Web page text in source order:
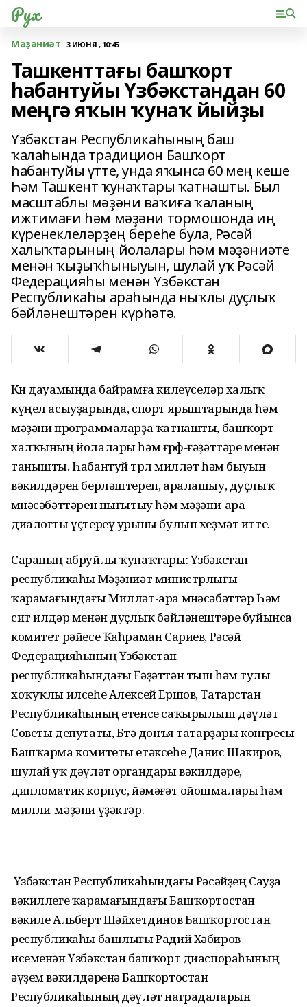
Рух
Мәҙәниәт 3 ИЮНЯ , 10:45
Ташкенттағы башҡорт
һабантуйы Үзбәкстандан 60
меңгә яҡын ҡунаҡ йыйҙы
Үзбәкстан Республикаһының баш
ҡалаһында традицион Башҡорт
һабантуйы үтте, унда яҡынса 60 мең кеше
Һәм Ташкент ҡунаҡтары ҡатнашты. Был
масштаблы мәҙәни ваҡиға ҡаланың
ижтимағи һәм мәҙәни тормошонда иң
күренеклеләрҙең береһе була, Рәсәй
халыҡтарының йолалары һәм мәҙәниәте
менән ҡыҙыҡһыныуын, шулай уҡ Рәсәй
Федерацияһы менән Үзбәкстан
Республикаһы араһында ныҡлы дуҫлыҡ
бәйләнештәрен күрһәтә.
Көн дауамында байрамға килеүселәр халыҡ
күңел асыуҙарында, спорт ярыштарында һәм
мәҙәни программаларҙа ҡатнашты, башҡорт
халҡының йолалары һәм ғөрөф-ғәҙәттәре менән
танышты. Һабантуй төрлө милләт һәм быуын
вәкилдәрен берләштереп, аралашыу, дуҫлыҡ
мөнәсәбәттәрен нығытыу һәм мәҙәни-ара
диалогты үҫтереү урыны булып хеҙмәт итте.
Сараның абруйлы ҡунаҡтары: Үзбәкстан
республикаһы Мәҙәниәт министрлығы
ҡарамағындағы Милләт-ара мөнәсәбәттәр Һәм
сит илдәр менән дуҫлыҡ бәйләнештәре буйынса
комитет рәйесе Ҡаһраман Сариев, Рәсәй
Федерацияһының Үзбәкстан
республикаһындағы Ғәҙәттән тыш һәм тулы
хоҡуҡлы илсеһе Алексей Ершов, Татарстан
Республикаһының етенсе саҡырылыш дәүләт
Советы депутаты, Бөтә донъя татарҙары конгресы
Башҡарма комитеты етәксеһе Данис Шакиров,
шулай уҡ дәүләт органдары вәкилдәре,
дипломатик корпус, йәмәғәт ойошмалары һәм
милли-мәҙәни үҙәктәр.
Үзбәкстан Республикаһындағы Рәсәйҙең Сауҙа
вәкиллеге ҡарамағындағы Башҡортостан
вәкиле Альберт Шәйхетдинов Башҡортостан
республикаһы башлығы Радий Хәбиров
исеменән Үзбәкстан башҡорт диаспораһының
әүҙем вәкилдәренә Башҡортостан
Республикаһының дәүләт наградаларын